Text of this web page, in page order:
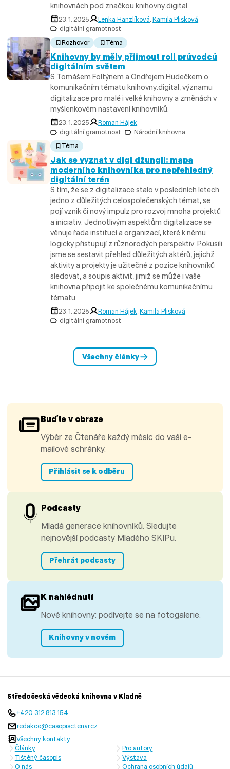
knihovnách pod značkou knihovny.digital.
23. 1. 2025 Lenka Hanzlíková,Kamila Plisková
digitální gramotnost
Rozhovor
Téma
Knihovny by měly přijmout roli průvodců
digitálním světem
S Tomášem Foltýnem a Ondřejem Hudečkem o
komunikačním tématu knihovny.digital, významu
digitalizace pro malé i velké knihovny a změnách v
myšlenkovém nastavení knihovníků.
23. 1. 2025
Roman Hájek
digitální gramotnost
Národní knihovna
Téma
Jak se vyznat v digi džungli: mapa
moderního knihovníka pro nepřehledný
digitální terén
S tím, že se z digitalizace stalo v posledních letech
jedno z důležitých celospolečenských témat, se
pojí vznik či nový impulz pro rozvoj mnoha projektů
a iniciativ. Jednotlivým aspektům digitalizace se
věnuje řada institucí a organizací, které k němu
logicky přistupují z různorodých perspektiv. Pokusili
jsme se sestavit přehled důležitých aktérů, jejichž
aktivity a projekty je užitečné z pozice knihovníků
sledovat, a soupis aktivit, jimiž se může i vaše
knihovna připojit ke společnému komunikačnímu
tématu.
23. 1. 2025 Roman Hájek,Kamila Plisková
digitální gramotnost
Všechny články
Buďte v obraze
Výběr ze Čtenáře každý měsíc do vaší e-
mailové schránky.
Přihlásit se k odběru
Podcasty
Mladá generace knihovníků. Sledujte
nejnovější podcasty Mladého SKIPu.
Přehrát podcasty
K nahlédnutí
Nové knihovny: podívejte se na fotogalerie.
Knihovny v novém
Středočeská vědecká knihovna v Kladně
+420 312 813 154
redakce@casopisctenar.cz
Všechny kontakty
Články
Tištěný časopis
O nás
Pro autory
Výstava
Ochrana osobních údajů